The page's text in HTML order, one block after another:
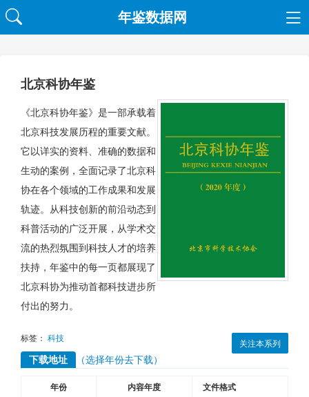
年鉴数据网
北京科协年鉴
《北京科协年鉴》是一部承载着
北京科技发展历程的重要文献。
它以详实的资料、准确的数据和
生动的案例，全面记录了北京科
协在各个领域的工作成果和发展
轨迹。从科技创新的前沿动态到
科普活动的广泛开展，从学术交
流的热烈氛围到科技人才的培养
扶持，年鉴中的每一页都展现了
北京科协为推动首都科技进步所
付出的努力。
关注本系列
标签： 科技
下载地址 （选择年份去下载）
年份 内容年度 文件格式